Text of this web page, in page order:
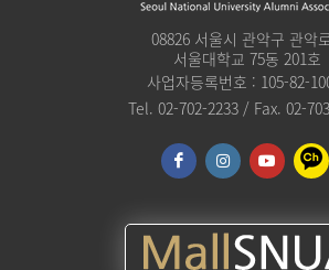
08826 서울시 관악구 관악
서울대학교 75동 201호
사업자등록번호 : 105-82-
Tel. 02-702-2233 / Fax. 02-